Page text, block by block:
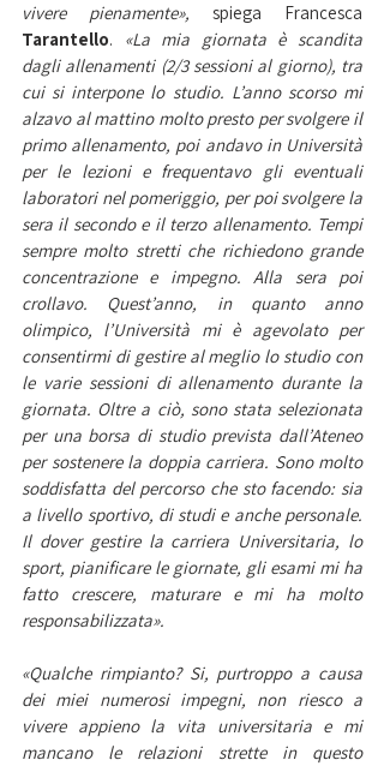
vivere pienamente»,
Tarantello. «La mia giornata è scandita
dagli allenamenti (2/3 sessioni al giorno), tra
cui si interpone lo studio. L’anno scorso mi
alzavo al mattino molto presto per svolgere il
primo allenamento, poi andavo in Università
per le lezioni e frequentavo gli eventuali
laboratori nel pomeriggio, per poi svolgere la
sera il secondo e il terzo allenamento. Tempi
sempre molto stretti che richiedono grande
concentrazione e impegno. Alla sera poi
crollavo. Quest’anno, in quanto anno
olimpico, l’Università mi è agevolato per
consentirmi di gestire al meglio lo studio con
le varie sessioni di allenamento durante la
giornata. Oltre a ciò, sono stata selezionata
per una borsa di studio prevista dall’Ateneo
per sostenere la doppia carriera. Sono molto
soddisfatta del percorso che sto facendo: sia
a livello sportivo, di studi e anche personale.
Il dover gestire la carriera Universitaria, lo
sport, pianificare le giornate, gli esami mi ha
fatto crescere, maturare e mi ha molto
responsabilizzata».
«Qualche rimpianto? Si, purtroppo a causa
dei miei numerosi impegni, non riesco a
vivere appieno la vita universitaria e mi
mancano le relazioni strette in questo